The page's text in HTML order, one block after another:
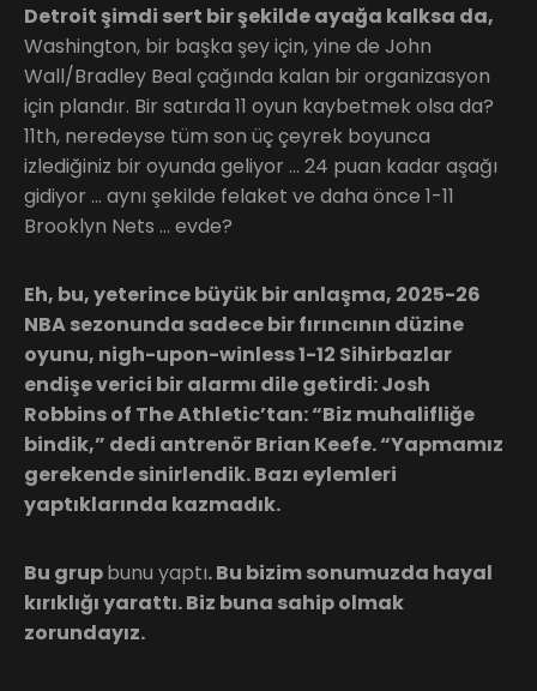
Detroit şimdi sert bir şekilde ayağa kalksa da,
Washington, bir başka şey için, yine de John
Wall/Bradley Beal çağında kalan bir organizasyon
için plandır. Bir satırda 11 oyun kaybetmek olsa da?
11th, neredeyse tüm son üç çeyrek boyunca
izlediğiniz bir oyunda geliyor … 24 puan kadar aşağı
gidiyor … aynı şekilde felaket ve daha önce 1-11
Brooklyn Nets … evde?
Eh, bu, yeterince büyük bir anlaşma, 2025-26
NBA sezonunda sadece bir fırıncının düzine
oyunu, nigh-upon-winless 1-12 Sihirbazlar
endişe verici bir alarmı dile getirdi: Josh
Robbins of The Athletic’tan: “Biz muhalifliğe
bindik,” dedi antrenör Brian Keefe. “Yapmamız
gerekende sinirlendik. Bazı eylemleri
yaptıklarında kazmadık.
Bu grupbunu yaptı. Bu bizim sonumuzda hayal
kırıklığı yarattı. Biz buna sahip olmak
zorundayız.